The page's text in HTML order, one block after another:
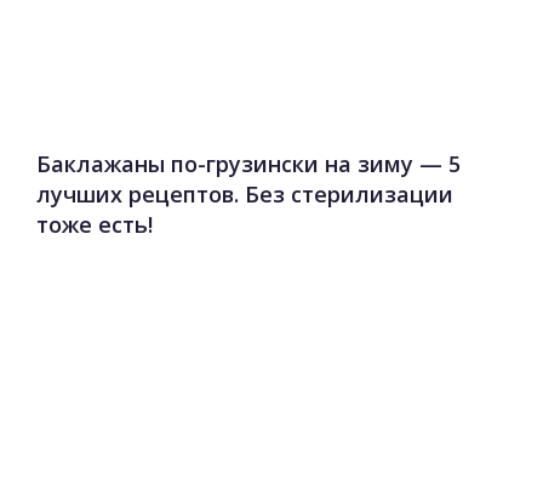
Баклажаны по-грузински на зиму — 5
лучших рецептов. Без стерилизации
тоже есть!